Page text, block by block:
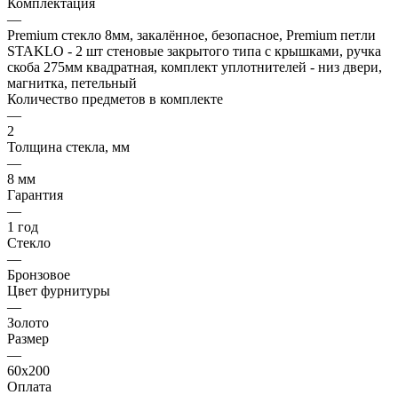
—
Premium стекло 8мм, закалённое, безопасное, Premium петли
STAKLO - 2 шт стеновые закрытого типа с крышками, ручка
скоба 275мм квадратная, комплект уплотнителей - низ двери,
магнитка, петельный
Количество предметов в комплекте
—
2
Толщина стекла, мм
—
8 мм
Гарантия
—
1 год
Стекло
—
Бронзовое
Цвет фурнитуры
—
Золото
Размер
—
60x200
Оплата